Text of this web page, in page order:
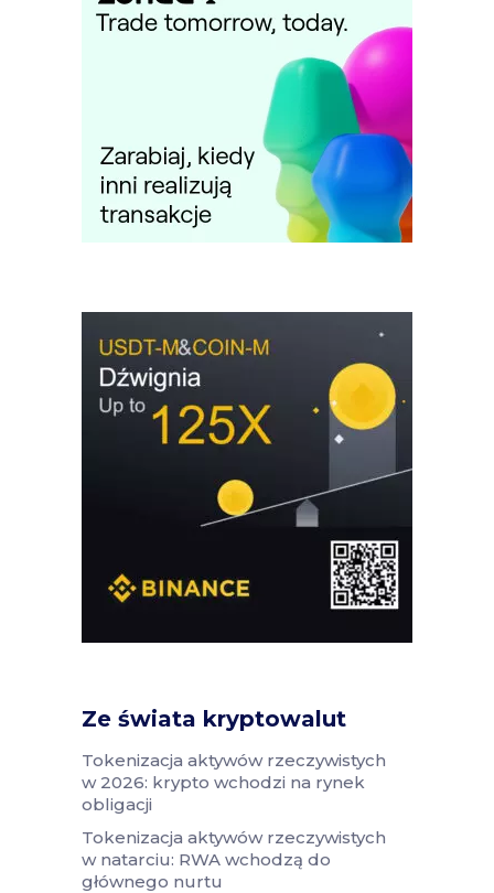
Ze świata kryptowalut
Tokenizacja aktywów rzeczywistych
w 2026: krypto wchodzi na rynek
obligacji
Tokenizacja aktywów rzeczywistych
w natarciu: RWA wchodzą do
głównego nurtu